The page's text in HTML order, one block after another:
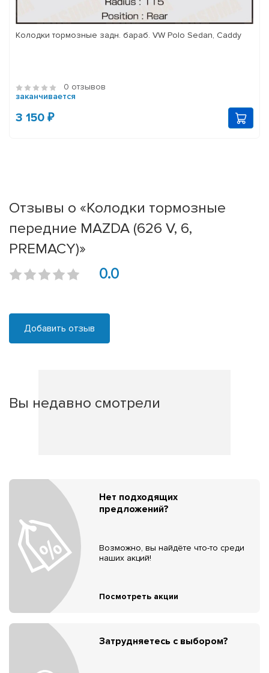
Колодки тормозные задн. бараб. VW Polo Sedan, Caddy
0 отзывов
заканчивается
3 150 ₽
Отзывы о «Колодки тормозные
передние MAZDA (626 V, 6,
PREMACY)»
0.0
Добавить отзыв
Вы недавно смотрели
Нет подходящих
предложений?
Возможно, вы найдёте что-то среди
наших акций!
Посмотреть акции
Затрудняетесь с выбором?